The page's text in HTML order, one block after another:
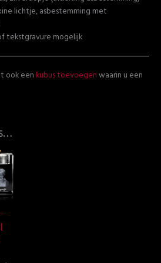
lichtje, asbestemming met
tekstgravure mogelijk
ook een kubus toevoegen waarin u een